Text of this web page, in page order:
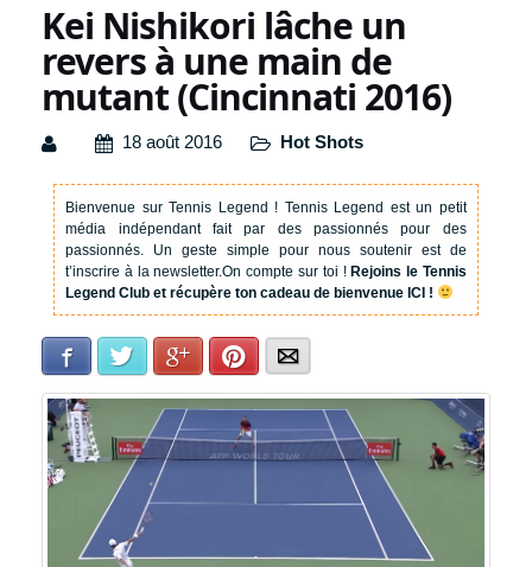
Kei Nishikori lâche un
revers à une main de
mutant (Cincinnati 2016)
18 août 2016 Hot Shots
Bienvenue sur Tennis Legend ! Tennis Legend est un petit
média indépendant fait par des passionnés pour des
passionnés. Un geste simple pour nous soutenir est de
t’inscrire à la newsletter.On compte sur toi !Rejoins le Tennis
Legend Club et récupère ton cadeau de bienvenue ICI !
Facebook Twitter Google+Pinterest